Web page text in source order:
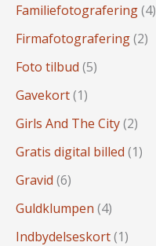
Familiefotografering(4)
Firmafotografering(2)
Foto tilbud (5)
Gavekort(1)
Girls And The City(2)
Gratis digital billed (1)
Gravid (6)
Guldklumpen (4)
Indbydelseskort(1)